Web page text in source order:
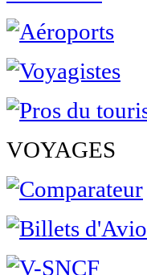
VOYAGES